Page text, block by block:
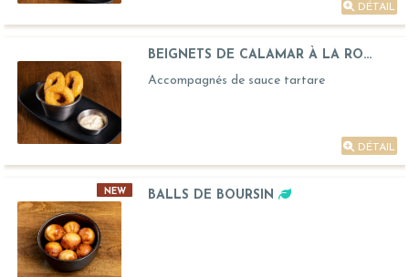
DÉTAIL
BEIGNETS DE CALAMAR À LA RO...
Accompagnés de sauce tartare
DÉTAIL
NEW BALLS DE BOURSIN